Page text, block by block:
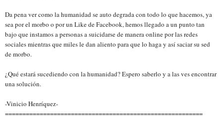
Da pena ver como la humanidad se auto degrada con todo lo que hacemos, ya
sea por el morbo o por un Like de Facebook, hemos llegado a un punto tan
bajo que instamos a personas a suicidarse de manera online por las redes
sociales mientras que miles le dan aliento para que lo haga y así saciar su sed
de morbo.
¿Qué estará sucediendo con la humanidad? Espero saberlo y a las ves encontrar
una solución.
-Vinicio Henríquez-
=========================================================